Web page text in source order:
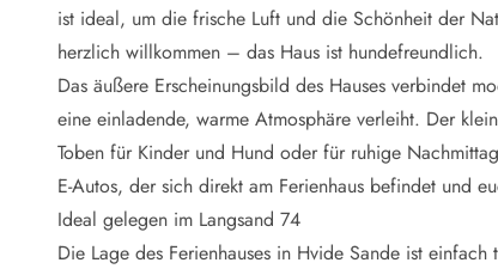
Vorteile bei uns
Reisecurity
Esmark KidsVIP
Esmark VIP - Partnervorteile und Rabatte
Preisgarantie
Keine Kaution
Gästebewertungen
Gratis WLAN
ist ideal, um die frische Luft und die Schönheit der
herzlich willkommen – das Haus ist hundefreundlich.
Das äußere Erscheinungsbild des Hauses verbindet
eine einladende, warme Atmosphäre verleiht. Der
Toben für Kinder und Hund oder für ruhige
E-Autos, der sich direkt am Ferienhaus befindet und
Ideal gelegen im Langsand 74
Die Lage des Ferienhauses in Hvide Sande ist